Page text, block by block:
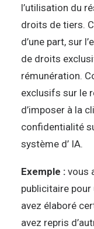
l’utilisation du
droits de tiers.
d’une part, sur
de droits
rémunération.
exclusifs sur le
d’imposer à la
confidentialité
système d’ IA.
Exemple : vous
publicitaire pour
avez élaboré
avez repris